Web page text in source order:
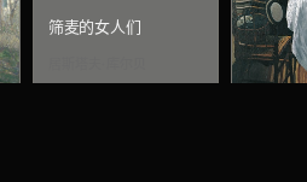
筛麦的女人们